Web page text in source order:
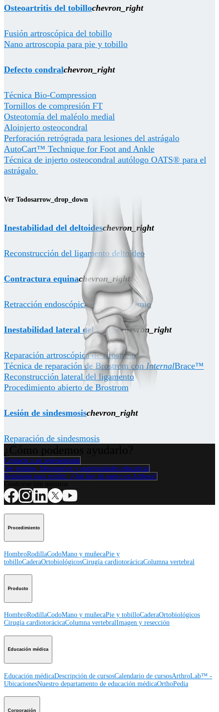
Osteoartritis del tobillochevron_right
Fusión artroscópica del tobillo
Nano artroscopia para pie y tobillo
Defecto condralchevron_right
Técnica Bio-Compression
Tornillos de compresión FT
Osteotomía del maléolo medial
Aloinjerto osteocondral
Perforación retrógrada para lesiones del astrágalo
AutoCart™ Technique for Foot and Ankle
Técnica de injerto osteocondral autólogo OATS® para el
astrágalo
Ver Todosarrow_drop_down
Inestabilidad del deltoideschevron_right
Reconstrucción del ligamento deltoideo
Contractura equinachevron_right
Retracción endoscópica del gastrocnemio
Inestabilidad lateral del tobillochevron_right
Reparación artroscópica de Brostrom
Técnica de reparación de Brostrom con InternalBrace™
Reconstrucción lateral del ligamento
Procedimiento abierto de Brostrom
Lesión de sindesmosischevron_right
Reparación de sindesmosis
Contacte a un representante
Ver eventos, laboratorios y oportunidades educativas
Regístrese para recibir: ¿Qué hay de nuevo en Arthrex?
Procedimiento
HombroRodillaCodoMano y muñecaPie y
tobilloCaderaOrtobiológicosCirugía cardiotorácicaColumna vertebral
Producto
HombroRodillaCodoMano y muñecaPie y tobilloCaderaOrtobiológicos
Cirugía cardiotorácicaColumna vertebralImagen y resección
Educación médica
Educación médicaDescripción de cursosCalendario de cursosArthroLab™ -
UbicacionesNuestro departamento de educación médicaOrthoPedia
Corporación